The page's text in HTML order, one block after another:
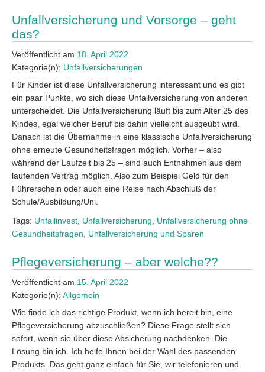
Unfallversicherung und Vorsorge – geht
das?
Veröffentlicht am 18. April 2022
Kategorie(n): Unfallversicherungen
Für Kinder ist diese Unfallversicherung interessant und es gibt
ein paar Punkte, wo sich diese Unfallversicherung von anderen
unterscheidet. Die Unfallversicherung läuft bis zum Alter 25 des
Kindes, egal welcher Beruf bis dahin vielleicht ausgeübt wird.
Danach ist die Übernahme in eine klassische Unfallversicherung
ohne erneute Gesundheitsfragen möglich. Vorher – also
während der Laufzeit bis 25 – sind auch Entnahmen aus dem
laufenden Vertrag möglich. Also zum Beispiel Geld für den
Führerschein oder auch eine Reise nach Abschluß der
Schule/Ausbildung/Uni.
Tags: Unfallinvest Unfallversicherung
Unfallversicherung ohne
Gesundheitsfragen
Unfallversicherung und Sparen
Pflegeversicherung – aber welche??
Veröffentlicht am 15. April 2022
Kategorie(n): Allgemein
Wie finde ich das richtige Produkt, wenn ich bereit bin, eine
Pflegeversicherung abzuschließen? Diese Frage stellt sich
sofort, wenn sie über diese Absicherung nachdenken. Die
Lösung bin ich. Ich helfe Ihnen bei der Wahl des passenden
Produkts. Das geht ganz einfach für Sie, wir telefonieren und